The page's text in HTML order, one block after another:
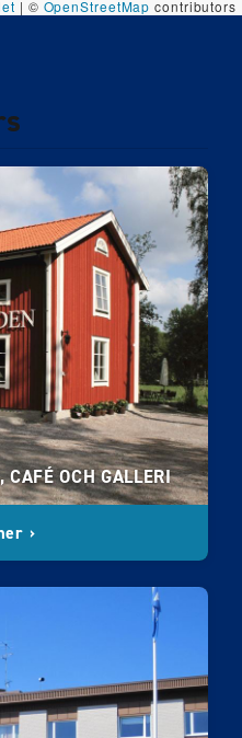
| © OpenStreetMap contributors
OCH GALLERI
›